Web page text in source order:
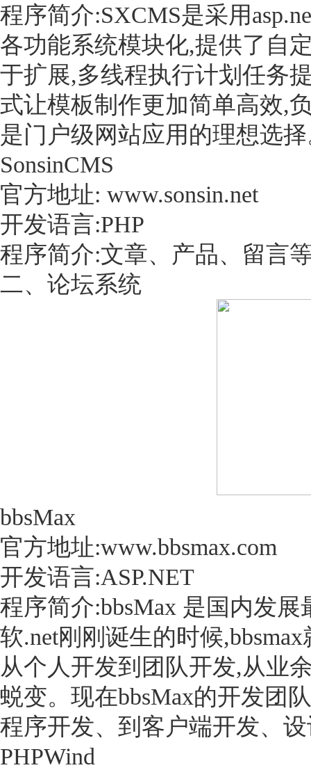
程序简介:SXCMS是采用
各功能系统模块化,提供了自
于扩展,多线程执行计划任务
式让模板制作更加简单高效,
是门户级网站应用的理想选
SonsinCMS
官方地址: www.sonsin.net
开发语言:PHP
程序简介:文章、产品、留言
二、论坛系统
bbsMax
官方地址:www.bbsmax.com
开发语言:ASP.NET
程序简介:bbsMax 是国内发
软.net刚刚诞生的时候
从个人开发到团队开发,从业
蜕变。现在bbsMax的开发团
程序开发、到客户端开发、
PHPWind